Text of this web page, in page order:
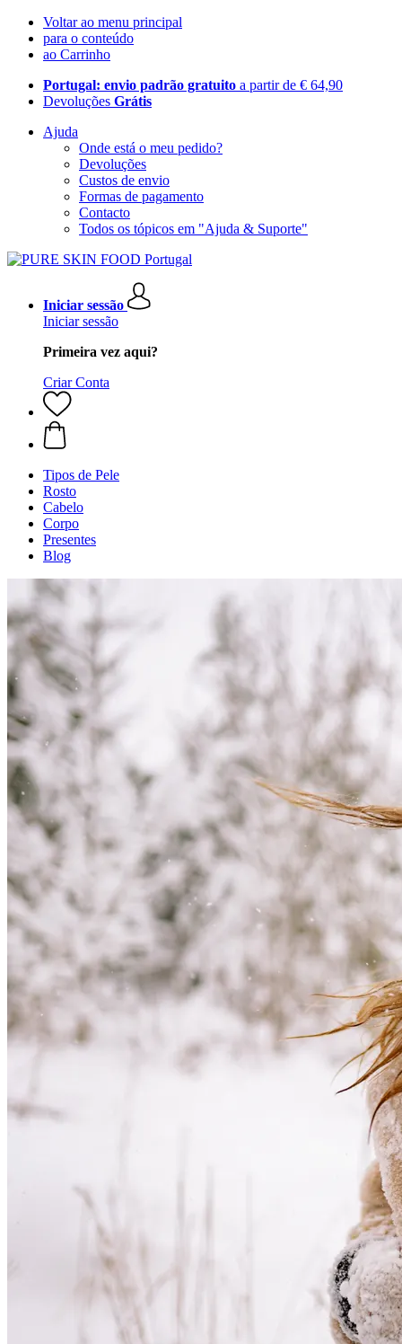
Voltar ao menu principal
para o conteúdo
ao Carrinho
Portugal: envio padrão gratuito a partir de € 64,90
Devoluções Grátis
Ajuda
Onde está o meu pedido?
Devoluções
Custos de envio
Formas de pagamento
Contacto
Todos os tópicos em "Ajuda & Suporte"
Iniciar sessão
Iniciar sessão
Primeira vez aqui?
Criar Conta
Tipos de Pele
Rosto
Cabelo
Corpo
Presentes
Blog